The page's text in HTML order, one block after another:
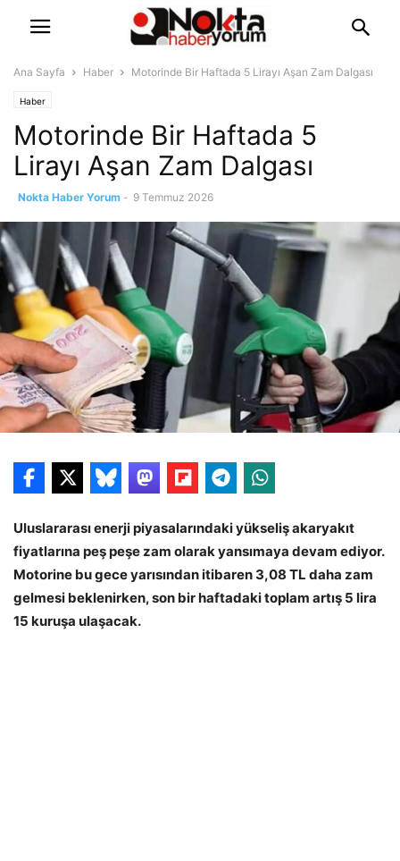
Ana Sayfa Haber Motorinde Bir Haftada 5 Lirayı Aşan Zam Dalgası
Haber
Motorinde Bir Haftada 5
Lirayı Aşan Zam Dalgası
Nokta Haber Yorum - 9 Temmuz 2026
Uluslararası enerji piyasalarındaki yükseliş akaryakıt
fiyatlarına peş peşe zam olarak yansımaya devam ediyor.
Motorine bu gece yarısından itibaren 3,08 TL daha zam
gelmesi beklenirken, son bir haftadaki toplam artış 5 lira
15 kuruşa ulaşacak.